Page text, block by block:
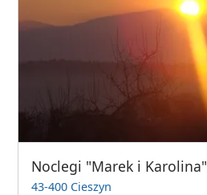
Noclegi "Marek i Karolina"
43-400 Cieszyn